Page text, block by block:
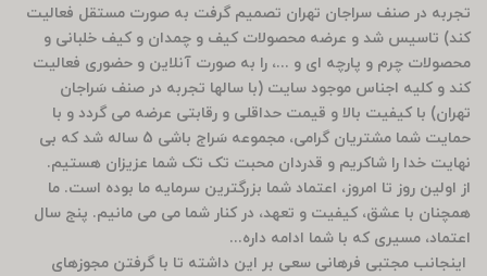
تجربه در صنف سراجان تهران تصمیم گرفت به صورت مستقل فعالیت
کند) تاسیس شد و عرضه محصولات کیف و چمدان و کیف خلبانی و
محصولات چرم و پارچه ای و ...، را به صورت آنلاین و حضوری فعالیت
کند و کلیه اجناس موجود سایت (با سالها تجربه در صنف سَراجان
تهران) با کیفیت بالا و قیمت حداقلی و رقابتی عرضه می گردد و با
حمایت شما مشتریان گرامی، مجموعه سَراج باشی 5 ساله شد که بی
نهایت خدا را شاکریم و قدردان محبت تک تک شما عزیزان هستیم.
از اولین روز تا امروز، اعتماد شما بزرگترین سرمایه ما بوده است. ما
همچنان با عشق، کیفیت و تعهد، در کنار شما می می مانیم. پنج سال
اعتماد، مسیری که با شما ادامه داره...
اینجانب مجتبی فرهانی سعی بر این داشته تا با گرفتن مجوزهای